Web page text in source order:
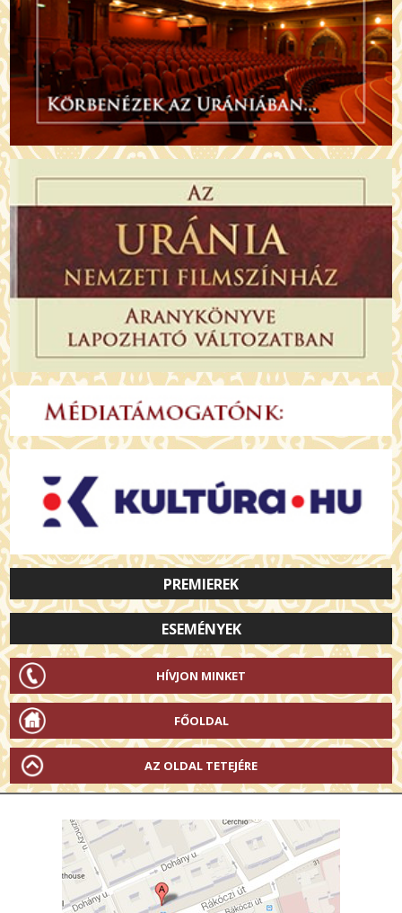
PREMIEREK
ESEMÉNYEK
HÍVJON MINKET
FŐOLDAL
AZ OLDAL TETEJÉRE